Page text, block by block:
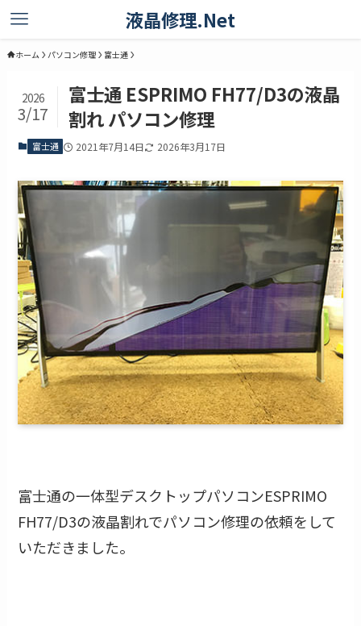
液晶修理.Net
ホーム パソコン修理 富士通
富士通 ESPRIMO FH77/D3の液晶
割れ パソコン修理
2026
3/17
富士通 2021年7月14日 2026年3月17日
富士通の一体型デスクトップパソコンESPRIMO
FH77/D3の液晶割れでパソコン修理の依頼をして
いただきました。